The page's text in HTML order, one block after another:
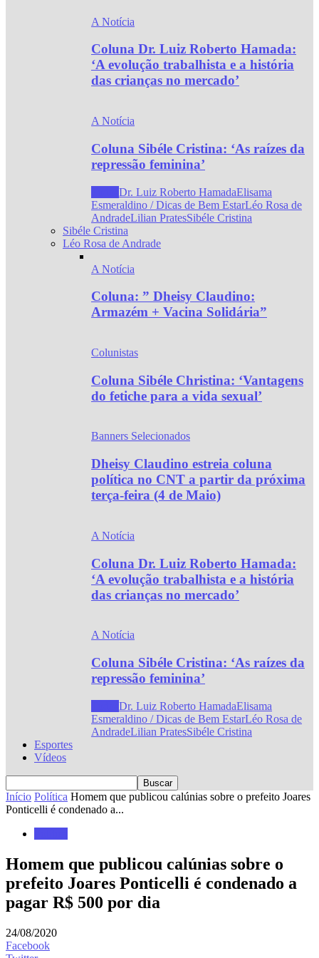
A Notícia
Coluna Dr. Luiz Roberto Hamada:
‘A evolução trabalhista e a história
das crianças no mercado’
A Notícia
Coluna Sibéle Cristina: ‘As raízes da
repressão feminina’
Dr. Luiz Roberto HamadaElisama
Esmeraldino / Dicas de Bem EstarLéo Rosa de
AndradeLilian PratesSibéle Cristina
Sibéle Cristina
Léo Rosa de Andrade
A Notícia
Coluna: ” Dheisy Claudino:
Armazém + Vacina Solidária”
Colunistas
Coluna Sibéle Christina: ‘Vantagens
do fetiche para a vida sexual’
Banners Selecionados
Dheisy Claudino estreia coluna
política no CNT a partir da próxima
terça-feira (4 de Maio)
A Notícia
Coluna Dr. Luiz Roberto Hamada:
‘A evolução trabalhista e a história
das crianças no mercado’
A Notícia
Coluna Sibéle Cristina: ‘As raízes da
repressão feminina’
Dr. Luiz Roberto HamadaElisama
Esmeraldino / Dicas de Bem EstarLéo Rosa de
AndradeLilian PratesSibéle Cristina
Esportes
Vídeos
Início Política Homem que publicou calúnias sobre o prefeito Joares
Ponticelli é condenado a...
Homem que publicou calúnias sobre o
prefeito Joares Ponticelli é condenado a
pagar R$ 500 por dia
24/08/2020
Facebook